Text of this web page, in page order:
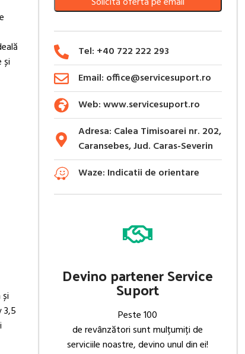
și
Tel: +40 722 222 293
Email: office@servicesuport.ro
Web: www.servicesuport.ro
Adresa: Calea Timisoarei nr. 202,
Caransebes, Jud. Caras-Severin
Waze: Indicatii de orientare
Devino partener Service
Suport
Peste 100
de revânzători sunt mulțumiți de
serviciile noastre, devino unul din ei!